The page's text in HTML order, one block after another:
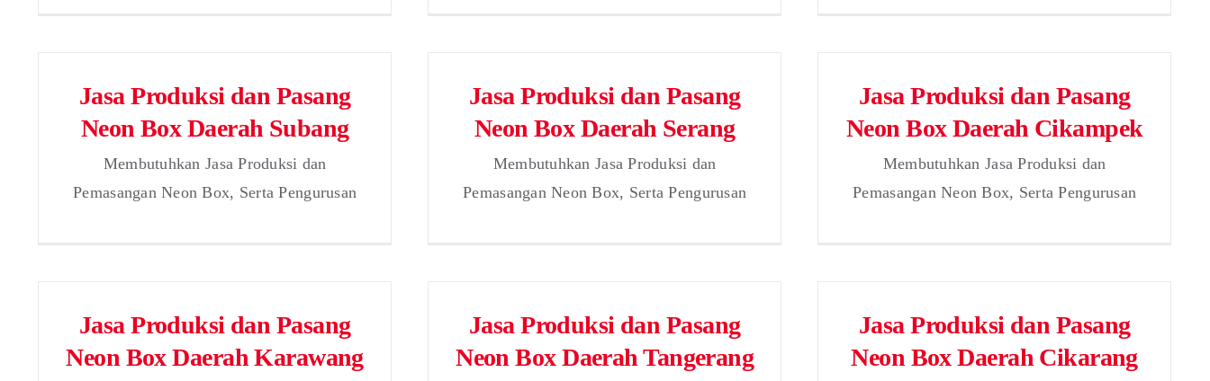
Jasa Produksi dan Pasang
Neon Box Daerah Subang
Membutuhkan Jasa Produksi dan
Pemasangan Neon Box, Serta Pengurusan
Jasa Produksi dan Pasang
Neon Box Daerah Serang
Membutuhkan Jasa Produksi dan
Pemasangan Neon Box, Serta Pengurusan
Jasa Produksi dan Pasang
Neon Box Daerah Cikampek
Membutuhkan Jasa Produksi dan
Pemasangan Neon Box, Serta Pengurusan
Jasa Produksi dan Pasang
Neon Box Daerah Karawang
Jasa Produksi dan Pasang
Neon Box Daerah Tangerang
Jasa Produksi dan Pasang
Neon Box Daerah Cikarang